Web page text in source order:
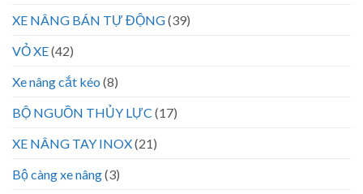
XE NÂNG BÁN TỰ ĐỘNG(39)
VỎ XE(42)
Xe nâng cắt kéo (8)
BỘ NGUỒN THỦY LỰC (17)
XE NÂNG TAY INOX(21)
Bộ càng xe nâng(3)